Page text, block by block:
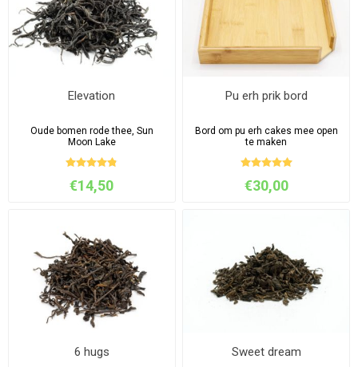
Elevation
Oude bomen rode thee, Sun
Moon Lake
€14,50
Pu erh prik bord
Bord om pu erh cakes mee open
te maken
€30,00
6 hugs Sweet dream